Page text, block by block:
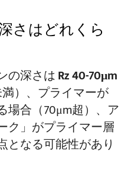
さはどれくら
の深さはRz 40-70μm
）、プライマーが
場合（70μm超）、ア
ク」がプライマー層
となる可能性があり